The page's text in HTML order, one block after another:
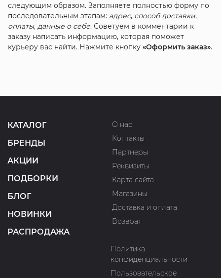
следующим образом. Заполняете полностью форму по
последовательным этапам: адрес, способ доставки,
оплаты, данные о себе. Советуем в комментарии к
заказу написать информацию, которая поможет
курьеру вас найти. Нажмите кнопку «Оформить заказ».
КАТАЛОГ
БРЕНДЫ
АКЦИИ
ПОДБОРКИ
БЛОГ
НОВИНКИ
РАСПРОДАЖА
О нас
Контакты
Партнеры
Реквизиты
Карта сайта
Магазины
Доставка и оплата
Возврат
Политика
конфиденциальности
Пользовательское